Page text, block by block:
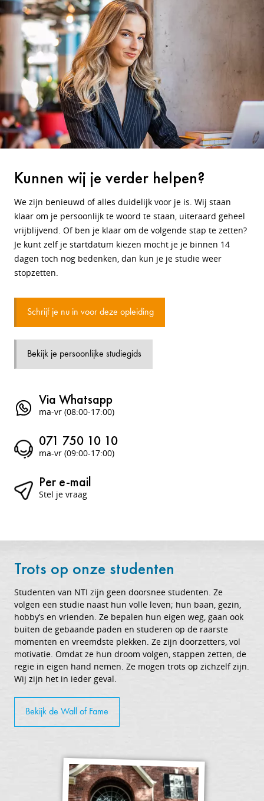
Kunnen wij je verder helpen?
We zijn benieuwd of alles duidelijk voor je is. Wij staan
klaar om je persoonlijk te woord te staan, uiteraard geheel
vrijblijvend. Of ben je klaar om de volgende stap te zetten?
Je kunt zelf je startdatum kiezen mocht je je binnen 14
dagen toch nog bedenken, dan kun je je studie weer
stopzetten.
Schrijf je nu in voor deze opleiding
Bekijk je persoonlijke studiegids
Via Whatsapp
ma-vr (08:00-17:00)
071 750 10 10
ma-vr (09:00-17:00)
Per e-mail
Stel je vraag
Trots op onze studenten
Studenten van NTI zijn geen doorsnee studenten. Ze
volgen een studie naast hun volle leven; hun baan, gezin,
hobby’s en vrienden. Ze bepalen hun eigen weg, gaan ook
buiten de gebaande paden en studeren op de raarste
momenten en vreemdste plekken. Ze zijn doorzetters, vol
motivatie. Omdat ze hun droom volgen, stappen zetten, de
regie in eigen hand nemen. Ze mogen trots op zichzelf zijn.
Wij zijn het in ieder geval.
Bekijk de Wall of Fame